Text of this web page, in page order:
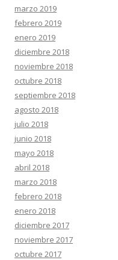
marzo 2019
febrero 2019
enero 2019
diciembre 2018
noviembre 2018
octubre 2018
septiembre 2018
agosto 2018
julio 2018
junio 2018
mayo 2018
abril 2018
marzo 2018
febrero 2018
enero 2018
diciembre 2017
noviembre 2017
octubre 2017